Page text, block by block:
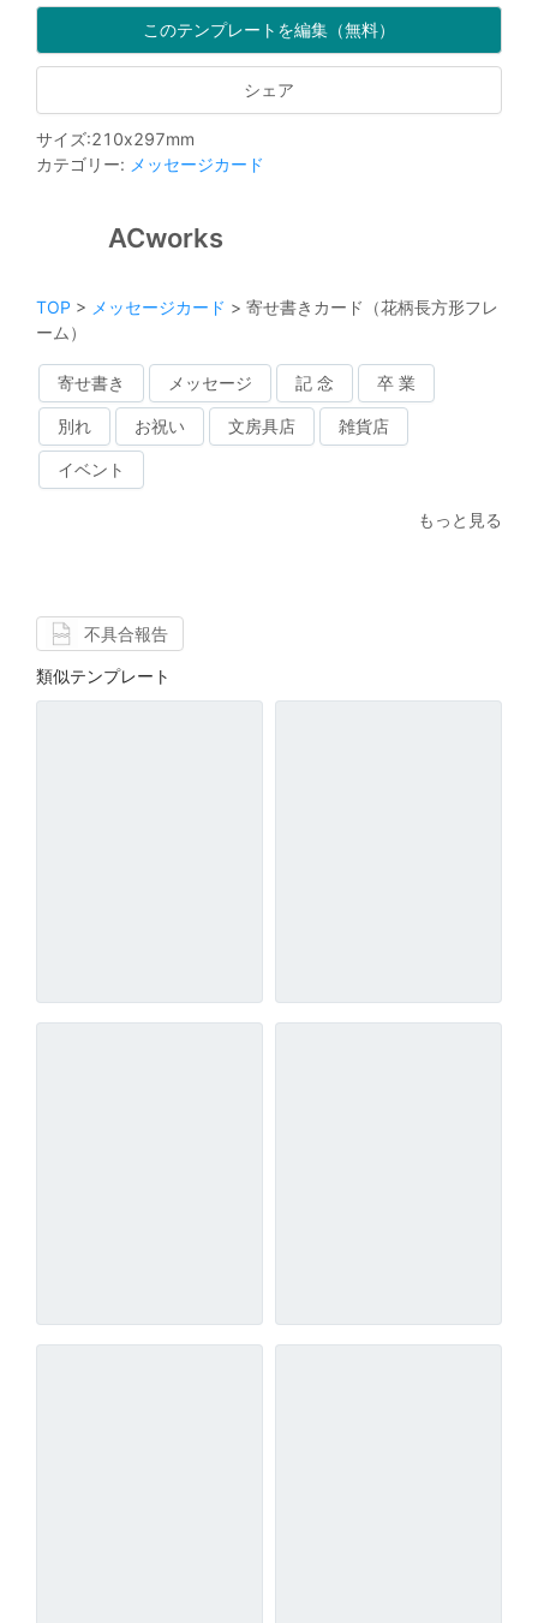
このテンプレートを編集（無料）
シェア
サイズ:210x297mm
カテゴリー: メッセージカード
ACworks
TOP > メッセージカード > 寄せ書きカード（花柄長方形フレ
ーム）
寄せ書き メッセージ 記 念 卒 業
別れ お祝い 文房具店 雑貨店
イベント
もっと見る
不具合報告
類似テンプレート